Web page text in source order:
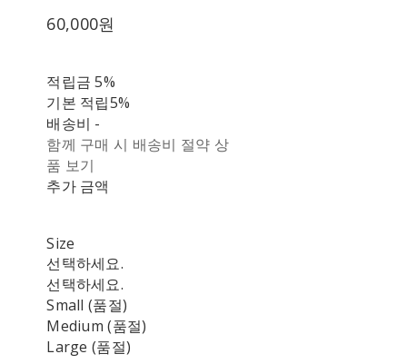
60,000원
적립금 5%
기본 적립5%
배송비 -
함께 구매 시 배송비 절약 상
품 보기
추가 금액
Size
선택하세요.
선택하세요.
Small (품절)
Medium (품절)
Large (품절)